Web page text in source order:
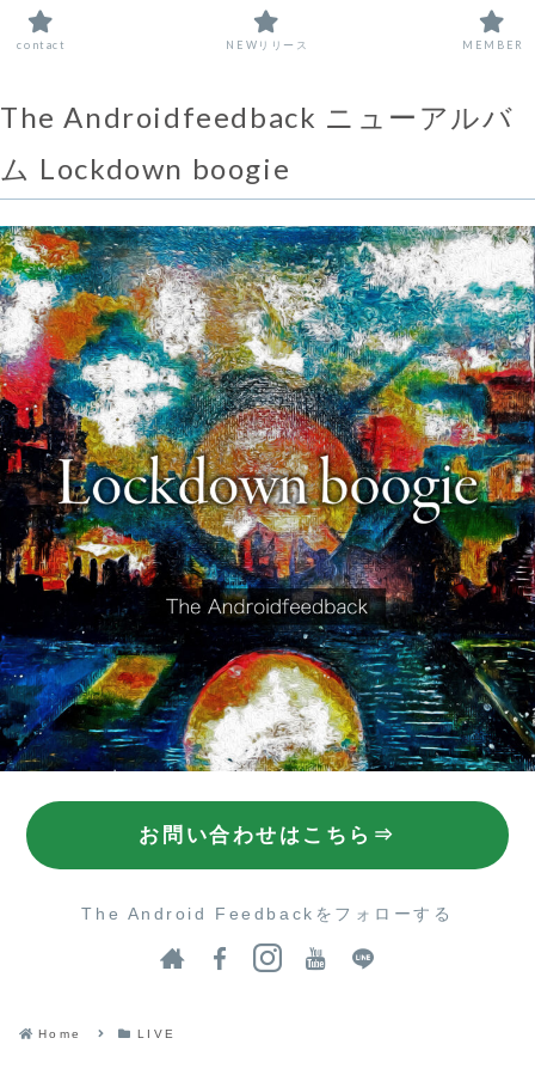
The Androidfeedback ニューアルバ
ム Lockdown boogie
お問い合わせはこちら⇒
The Android Feedbackをフォローする
Home LIVE
contact NEWリリース MEMBER